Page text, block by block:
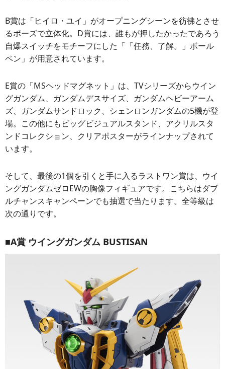
B賞は「ヒイロ・ユイ」がオープニングシーンを彷彿とさせ
るポーズで立体化。D賞には、誰もが押したかったであろう
自爆スイッチをモチーフにした「「任務、了解。」ボール
ペン」が用意されています。
E賞の「MSヘッドマグネット」は、TVシリーズからウイン
グガンダム、ガンダムデスサイズ、ガンダムヘビーアーム
ズ、ガンダムサンドロック、シェンロンガンダムの5機が登
場。この他にもビッグビジュアルスタンド、アクリルスタ
ンドコレクション、クリアポスターがラインナップされて
います。
そして、最後の1個を引くと手に入るラストワン賞は、ウイ
ングガンダムゼロEWの胸像フィギュアです。こちらはダブ
ルチャンスキャンペーンでも抽選で当たります。全等級は
次の通りです。
■A賞 ウイングガンダム BUSTISAN